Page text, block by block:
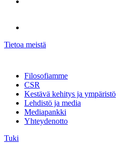
Tietoa meistä
Filosofiamme
CSR
Kestävä kehitys ja ympäristö
Lehdistö ja media
Mediapankki
Yhteydenotto
Tuki